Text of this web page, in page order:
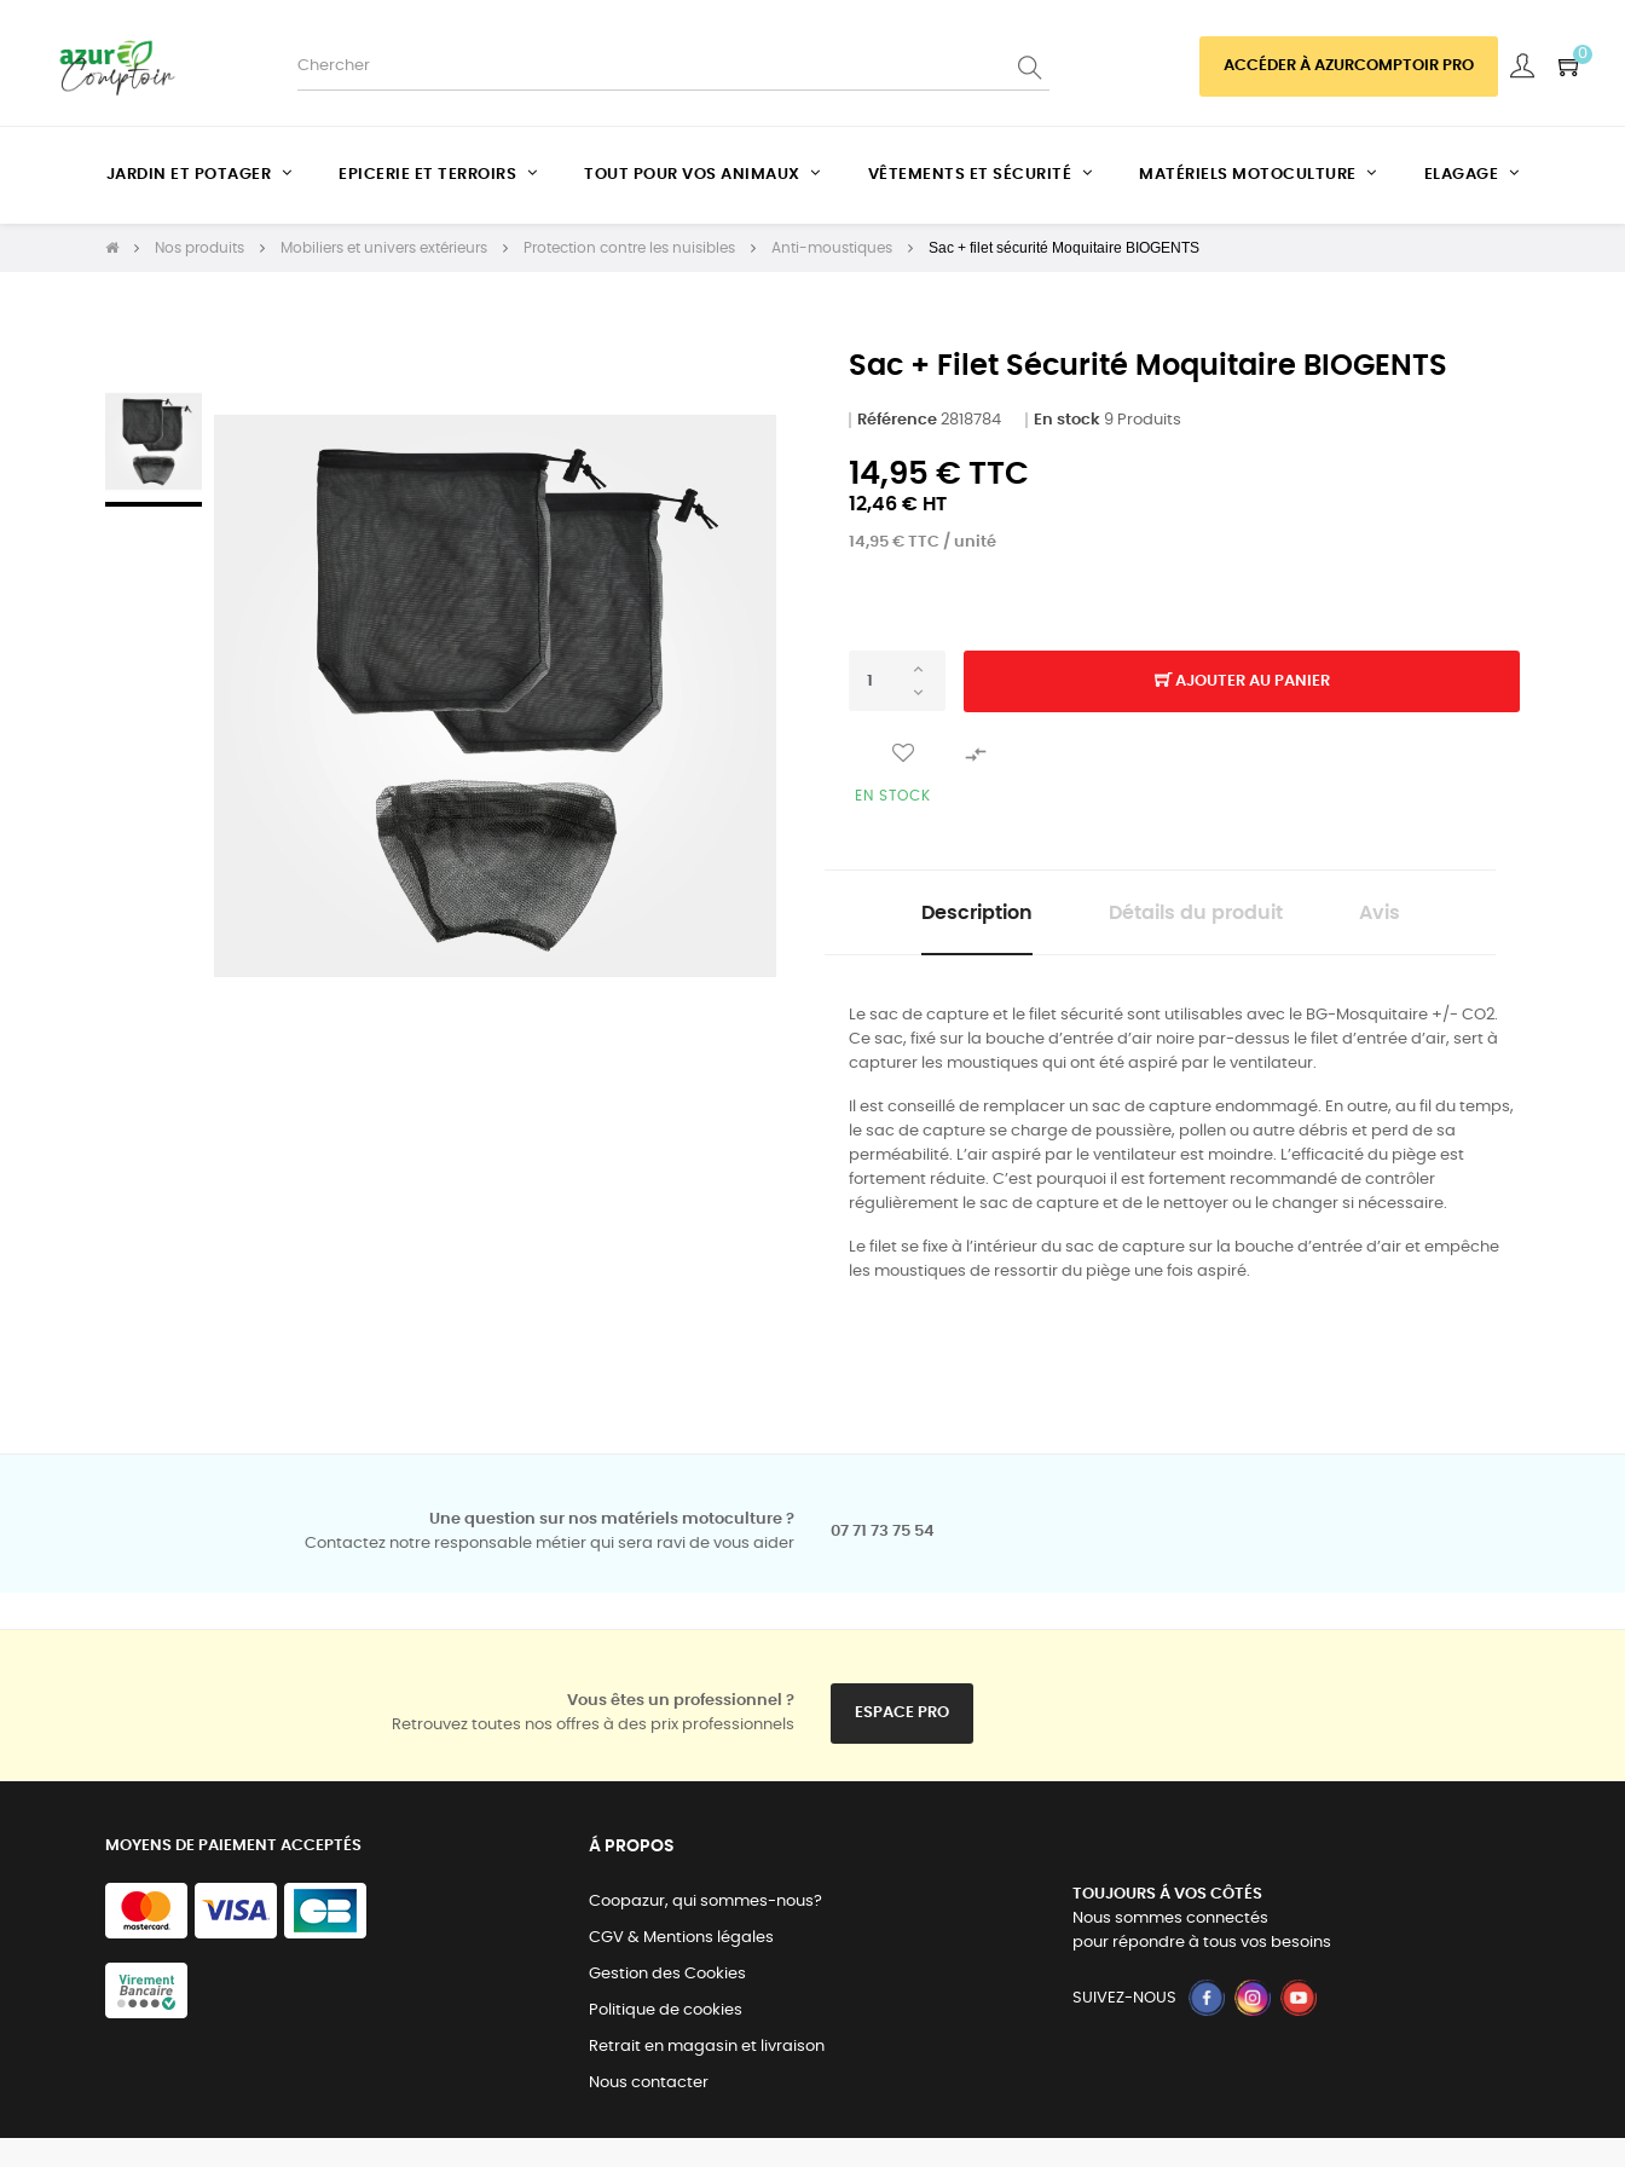
ACCÉDER À AZURCOMPTOIR PRO
0
JARDIN ET POTAGER EPICERIE ET TERROIRS TOUT POUR VOS ANIMAUX VÊTEMENTS ET SÉCURITÉ MATÉRIELS MOTOCULTURE ELAGAGE
Nos produits Mobiliers et univers extérieurs Protection contre les nuisibles Anti-moustiques Sac + filet sécurité Moquitaire BIOGENTS
Sac + Filet Sécurité Moquitaire BIOGENTS
Référence 2818784 En stock 9 Produits
14,95 € TTC
12,46 € HT
14,95 € TTC / unité
AJOUTER AU PANIER

EN STOCK
Description Détails du produit Avis
Le sac de capture et le filet sécurité sont utilisables avec le BG-Mosquitaire +/- CO2.
Ce sac, fixé sur la bouche d’entrée d’air noire par-dessus le filet d’entrée d’air, sert à
capturer les moustiques qui ont été aspiré par le ventilateur.
Il est conseillé de remplacer un sac de capture endommagé. En outre, au fil du temps,
le sac de capture se charge de poussière, pollen ou autre débris et perd de sa
perméabilité. L’air aspiré par le ventilateur est moindre. L’efficacité du piège est
fortement réduite. C’est pourquoi il est fortement recommandé de contrôler
régulièrement le sac de capture et de le nettoyer ou le changer si nécessaire.
Le filet se fixe à l’intérieur du sac de capture sur la bouche d’entrée d’air et empêche
les moustiques de ressortir du piège une fois aspiré.
Une question sur nos matériels motoculture ?
Contactez notre responsable métier qui sera ravi de vous aider
07 71 73 75 54
Vous êtes un professionnel ?
Retrouvez toutes nos offres à des prix professionnels
ESPACE PRO
MOYENS DE PAIEMENT ACCEPTÉS Á PROPOS
Coopazur, qui sommes-nous?
CGV & Mentions légales
Gestion des Cookies
Politique de cookies
Retrait en magasin et livraison
Nous contacter
TOUJOURS Á VOS CÔTÉS
Nous sommes connectés
pour répondre à tous vos besoins
SUIVEZ-NOUS